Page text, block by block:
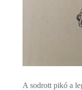
A sodrott pikó a